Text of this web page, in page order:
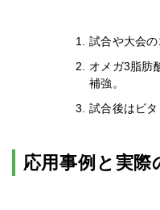
試合や大会の
オメガ3脂肪
補強。
試合後はビタ
応用事例と実際